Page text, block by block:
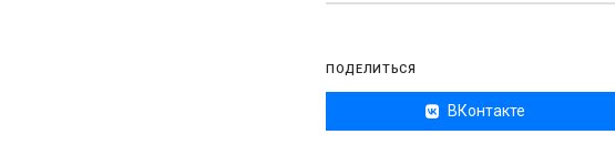
ПОДЕЛИТЬСЯ
ВКонтакте